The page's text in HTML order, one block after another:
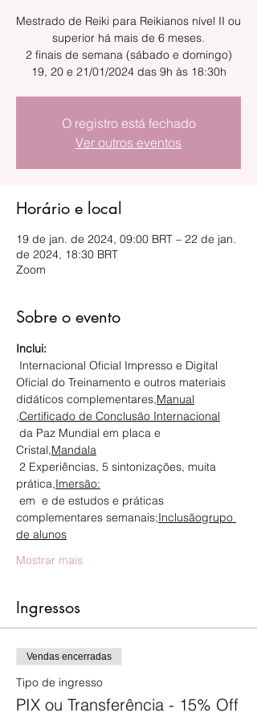
Mestrado de Reiki para Reikianos nível II ou
superior há mais de 6 meses.
2 finais de semana (sábado e domingo)
19, 20 e 21/01/2024 das 9h às 18:30h
O registro está fechado
Ver outros eventos
Horário e local
19 de jan. de 2024, 09:00 BRT – 22 de jan.
de 2024, 18:30 BRT
Zoom
Sobre o evento
Inclui:
Oficial do Treinamento e outros materiais
didáticos complementares,Manual
,Certificado de Conclusão Internacional
Cristal,Mandala
prática,Imersão:
em e de estudos e práticas
complementares semanais;Inclusãogrupo
de alunos
Mostrar mais
Ingressos
Vendas encerradas
Tipo de ingresso
PIX ou Transferência - 15% Off